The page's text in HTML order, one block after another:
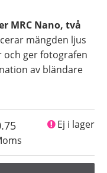
MRC Nano, två
mängden ljus
ger fotografen
av bländare
Ej i lager